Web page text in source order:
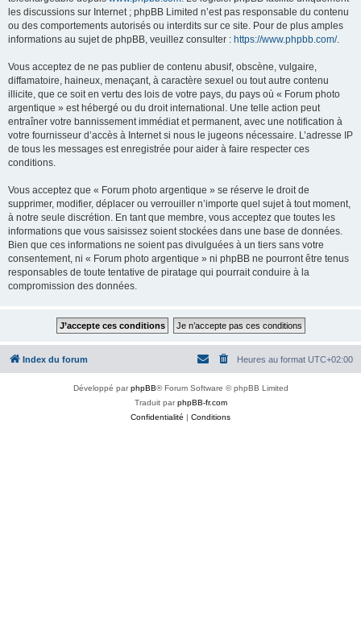
les discussions sur Internet ; phpBB Limited n’est pas responsable du contenu
ou des comportements autorisés ou interdits sur ce site. Pour de plus amples
informations au sujet de phpBB, veuillez consulter : https://www.phpbb.com/.
Vous acceptez de ne pas publier de contenu abusif, obscène, vulgaire,
diffamatoire, haineux, menaçant, à caractère sexuel ou tout autre contenu
illicite, que ce soit en vertu des lois de votre pays, du pays où « Forum photo
argentique » est hébergé ou du droit international. Une telle action peut
entraîner votre bannissement immédiat et permanent, avec une notification à
votre fournisseur d’accès à Internet si nous le jugeons nécessaire. L’adresse IP
de tous les messages est enregistrée pour aider à faire respecter ces
conditions.
Vous acceptez que « Forum photo argentique » se réserve le droit de
supprimer, modifier, déplacer ou verrouiller n’importe quel sujet à tout moment,
à notre seule discrétion. En tant que membre, vous acceptez que toutes les
informations que vous saisissez soient stockées dans une base de données.
Bien que ces informations ne soient pas divulguées à un tiers sans votre
consentement, ni « Forum photo argentique » ni phpBB ne pourront être tenus
responsables de toute tentative de piratage qui pourrait conduire à la
compromission des données.
Index du forum Heures au format UTC+02:00
Développé parphpBB® Forum Software © phpBB Limited
Traduit parphpBB-fr.com
Confidentialité | Conditions